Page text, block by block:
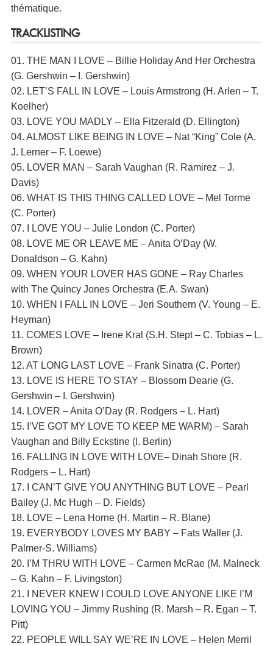
thématique.
TRACKLISTING
01. THE MAN I LOVE – Billie Holiday And Her Orchestra
(G. Gershwin – I. Gershwin)
02. LET’S FALL IN LOVE – Louis Armstrong (H. Arlen – T.
Koelher)
03. LOVE YOU MADLY – Ella Fitzerald (D. Ellington)
04. ALMOST LIKE BEING IN LOVE – Nat “King” Cole (A.
J. Lerner – F. Loewe)
05. LOVER MAN – Sarah Vaughan (R. Ramirez – J.
Davis)
06. WHAT IS THIS THING CALLED LOVE – Mel Torme
(C. Porter)
07. I LOVE YOU – Julie London (C. Porter)
08. LOVE ME OR LEAVE ME – Anita O’Day (W.
Donaldson – G. Kahn)
09. WHEN YOUR LOVER HAS GONE – Ray Charles
with The Quincy Jones Orchestra (E.A. Swan)
10. WHEN I FALL IN LOVE – Jeri Southern (V. Young – E.
Heyman)
11. COMES LOVE – Irene Kral (S.H. Stept – C. Tobias – L.
Brown)
12. AT LONG LAST LOVE – Frank Sinatra (C. Porter)
13. LOVE IS HERE TO STAY – Blossom Dearie (G.
Gershwin – I. Gershwin)
14. LOVER – Anita O’Day (R. Rodgers – L. Hart)
15. I’VE GOT MY LOVE TO KEEP ME WARM) – Sarah
Vaughan and Billy Eckstine (I. Berlin)
16. FALLING IN LOVE WITH LOVE– Dinah Shore (R.
Rodgers – L. Hart)
17. I CAN’T GIVE YOU ANYTHING BUT LOVE – Pearl
Bailey (J. Mc Hugh – D. Fields)
18. LOVE – Lena Horne (H. Martin – R. Blane)
19. EVERYBODY LOVES MY BABY – Fats Waller (J.
Palmer-S. Williams)
20. I’M THRU WITH LOVE – Carmen McRae (M. Malneck
– G. Kahn – F. Livingston)
21. I NEVER KNEW I COULD LOVE ANYONE LIKE I’M
LOVING YOU – Jimmy Rushing (R. Marsh – R. Egan – T.
Pitt)
22. PEOPLE WILL SAY WE’RE IN LOVE – Helen Merril